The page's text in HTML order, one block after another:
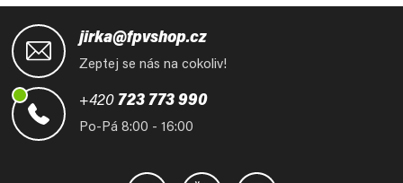
jirka@fpvshop.cz
Zeptej se nás na cokoliv!
+420 723 773 990
Po-Pá 8:00 - 16:00